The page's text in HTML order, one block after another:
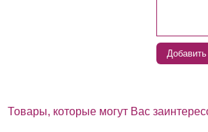
Товары, которые могут Вас